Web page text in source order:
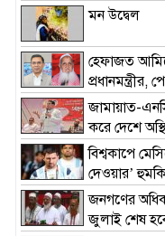
মন উদ্বেল
হেফাজত
প্রধানমন্ত্রীর,
দাবিদাওয়া
জামায়াত-
করে দেশে
করতে চায় : খায়রুল কবির
বিশ্বকাপে
দেওয়ার’
জনগণের
জুলাই শেষ